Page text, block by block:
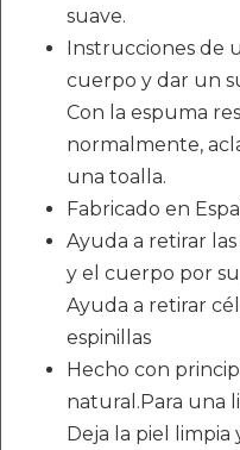
suave.
Instrucciones de
cuerpo y dar un
Con la espuma
normalmente,
una toalla.
Fabricado en
Ayuda a retirar
y el cuerpo por
Ayuda a retirar
espinillas
Hecho con
natural.Para una
Deja la piel limpia